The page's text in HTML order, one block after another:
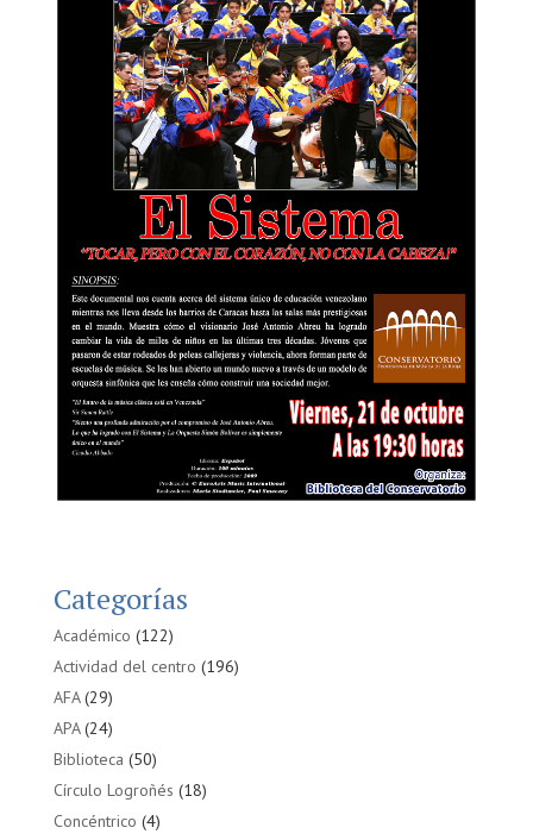
Categorías
Académico (122)
Actividad del centro (196)
AFA(29)
APA(24)
Biblioteca (50)
Círculo Logroñés (18)
Concéntrico (4)